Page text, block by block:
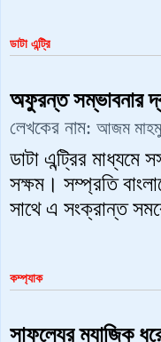
ডাটা এন্ট্রি
অফুরন্ত সম্ভাবনার
লেখকের নাম: আজম
ডাটা এন্ট্রির মাধ্যমে
সক্ষম। সম্প্রতি
সাথে এ সংক্রান্ত
কম্প্যাক
সাফল্যের ম্যাজিক